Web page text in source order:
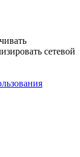
сетевой